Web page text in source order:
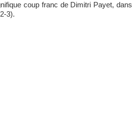
coup franc de Dimitri Payet, dans
3).